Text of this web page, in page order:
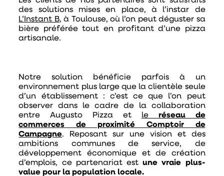
des solutions mises en place, à l’instar de
L’Instant B, à Toulouse, où l’on peut déguster sa
bière préférée tout en profitant d’une pizza
artisanale.
Notre solution bénéficie parfois à un
environnement plus large que la clientèle seule
d’un établissement : c’est ce que l’on peut
observer dans le cadre de la collaboration
entre Augusto Pizza et le réseau de
commerces de proximité Comptoir de
Campagne. Reposant sur une vision et des
ambitions communes de service, de
développement économique et de création
d’emplois, ce partenariat estune vraie plus-
value pour la population locale.